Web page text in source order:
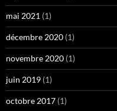
mai 2021 (1)
décembre 2020 (1)
novembre 2020 (1)
juin 2019 (1)
octobre 2017 (1)